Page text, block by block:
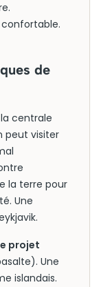
de
centrale
peut visiter
la terre pour
Une
projet
Une
islandais.